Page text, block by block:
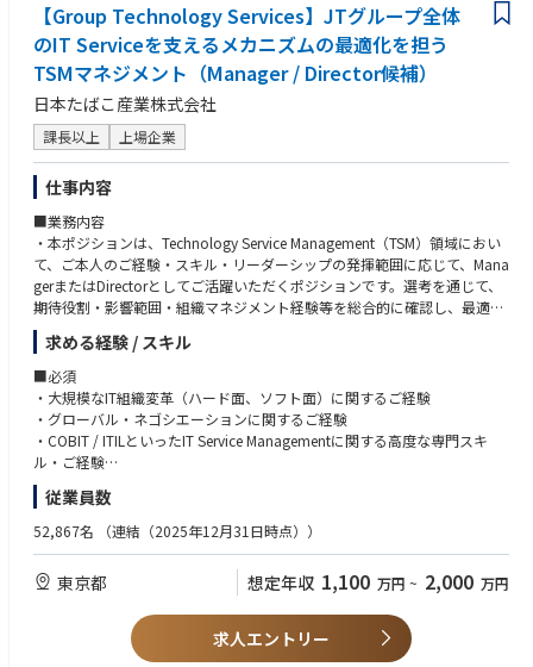
盤・実績・製品力をベースに、「なんとなく知っている」から「選ばれ続
けるブランド」へとポジショニングを引き上げる仕事です。
国内市場の深耕にとどまらず、海外展開・医療機器領域への進出も視野に
入り、マーケターとしての活躍フィールドは広がる一方です。
⑤：アスリートから医療現場まで。社会的意義のある製品をマーケティン
グの力で広げる
リライブシャツ・リライブパンツは、プロアスリートから高齢者・医療関
係者まで幅広く支持される機能性ウェアです。
「世界中の人たちが心身ともに健康で幸せな生活を作り上げることに寄与
売上を追うだけでなく、社会に価値を届けるという実感を持って働ける環
境です。
【Group Technology Services】JTグループ全体
のIT Serviceを支えるメカニズムの最適化を担う
TSMマネジメント（Manager / Director候補）
日本たばこ産業株式会社
課長以上 上場企業
仕事内容
■業務内容
・本ポジションは、Technology Service Management（TSM）領域におい
て、ご本人のご経験・スキル・リーダーシップの発揮範囲に応じて、Mana
gerまたはDirectorとしてご活躍いただくポジションです。選考を通じて、
期待役割・影響範囲・組織マネジメント経験等を総合的に確認し、最適な
グレードおよび役割を決定します。
●共通ミッション
「経営視点で国内外のJTグループ全体のIT Service*およびITServiceを支え
るメカニズムを最適化する」ために、以下の取組・業務を推進します。
・JTグループ全体のIT Serviceを支えるためのメカニズム（Policy & Pro
cess, Role & Responsibility）の最適化
および最適なIT人材開発スキームの構想と推進
・JTグループ全体のIT Serviceを支えるためのIT組織開発・IT要員開発に
対する助言と支援
・関係部門、海外拠点、外部パートナー等のステークホルダーとの連
携・プロジェクト推進
発、Datacenter、サービスデスク、ネットワーク等）
求める経験 / スキル
■必須
・大規模なIT組織変革（ハード面、ソフト面）に関するご経験
・グローバル・ネゴシエーションに関するご経験
・COBIT / ITILといったIT Service Managementに関する高度な専門スキ
ル・ご経験
・Policy, Standard, Procedure, GuidelineといったIT規約系に関する高度
な専門スキル・ご経験
・組織系のチェンジ・マネジメント・スキル
■歓迎要件
・組織立ち上げまたは変革フェーズにおける中核的な役割経験
・経営層・HQ・海外拠点との折衝、レポーティング経験
・複数プロジェクトの統括経験
従業員数
52,867名 （連結（2025年12月31日時点））
東京都 想定年収 1,100 万円 ~ 2,000 万円
求人エントリー